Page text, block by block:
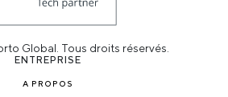
Global. Tous droits réservés.
ENTREPRISE
A PROPOS